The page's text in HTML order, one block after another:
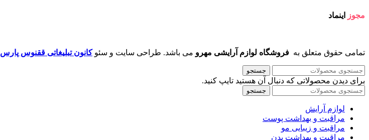
مجوز اینماد
تمامی حقوق متعلق به فروشگاه لوازم آرایشی مهرو می باشد. طراحی سایت و سئوکانون تبلیغاتی ققنوس پارس
جستجو
برای دیدن محصولاتی که دنبال آن هستید تایپ کنید.
جستجو
لوازم آرایش
مراقبت و بهداشت پوست
مراقبت و زیبایی مو
مراقبت و بهداشت بدن